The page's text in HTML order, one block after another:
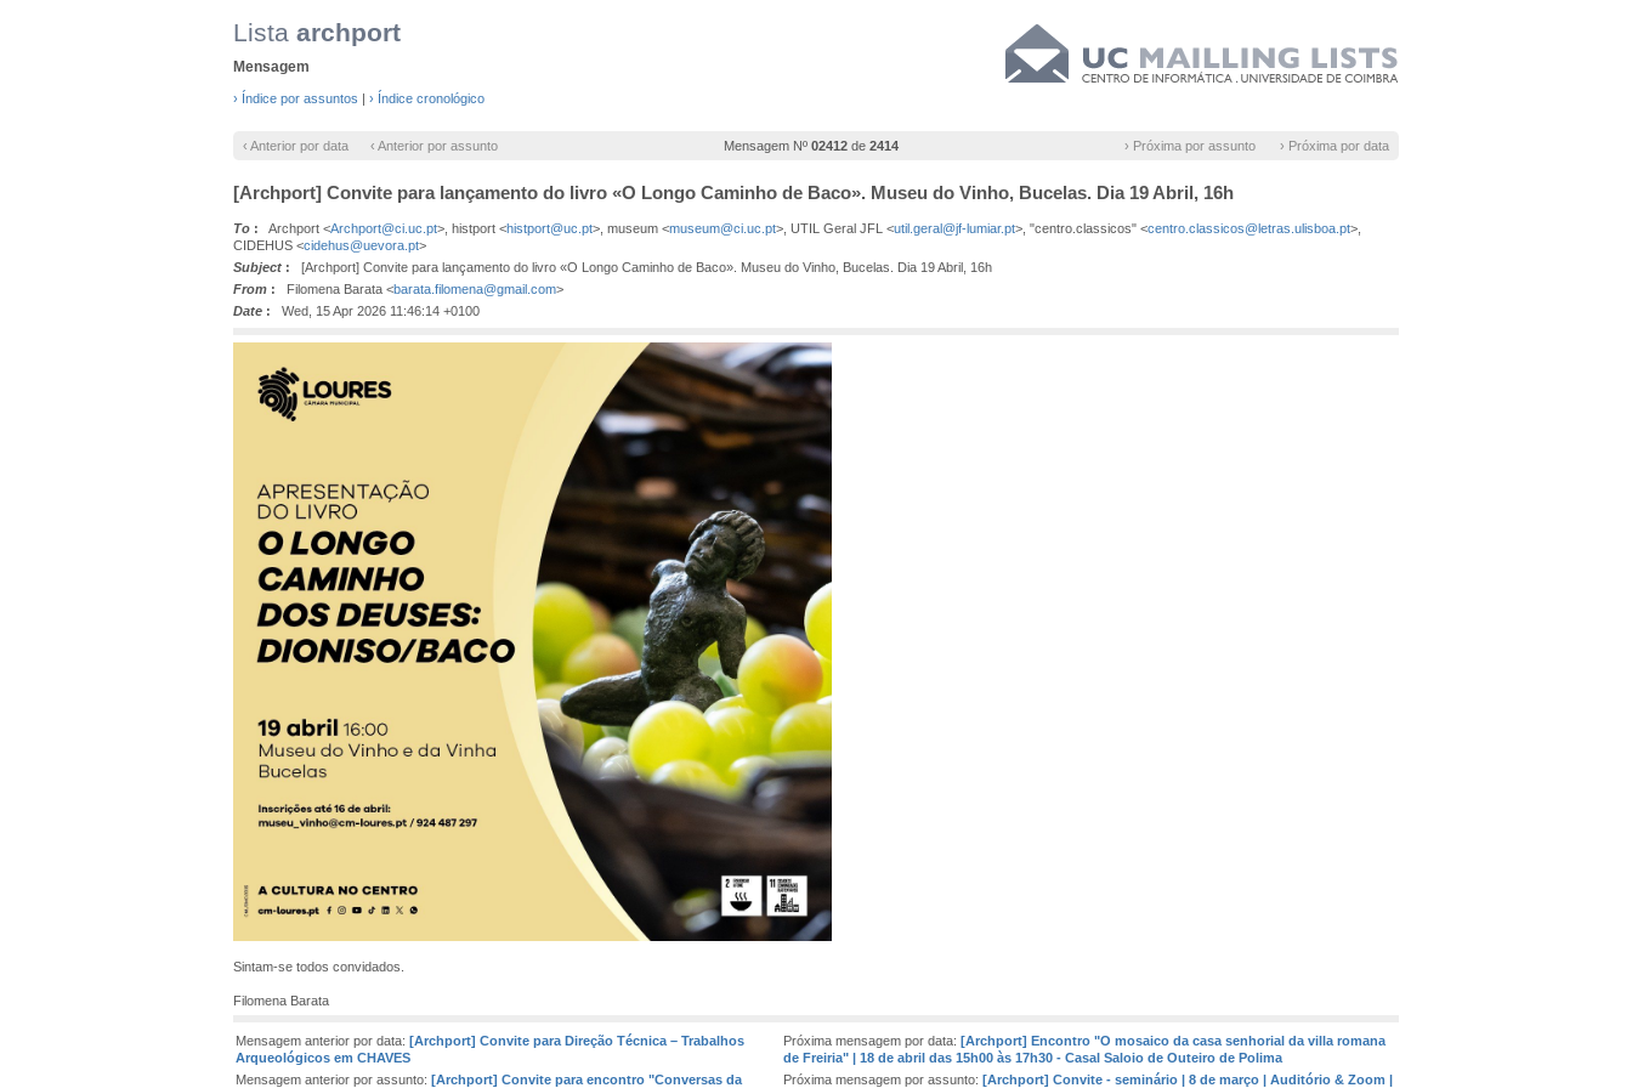
Lista archport
Mensagem
› Índice por assuntos | › Índice cronológico
‹ Anterior por data ‹ Anterior por assunto Mensagem Nº 02412 de 2414 › Próxima por assunto › Próxima por data
[Archport] Convite para lançamento do livro «O Longo Caminho de Baco». Museu do Vinho, Bucelas. Dia 19 Abril, 16h
To : Archport <Archport@ci.uc.pt>, histport <histport@uc.pt>, museum <museum@ci.uc.pt>, UTIL Geral JFL <util.geral@jf-lumiar.pt>, "centro.classicos" <centro.classicos@letras.ulisboa.pt>,
CIDEHUS <cidehus@uevora.pt>
Subject : [Archport] Convite para lançamento do livro «O Longo Caminho de Baco». Museu do Vinho, Bucelas. Dia 19 Abril, 16h
From : Filomena Barata <barata.filomena@gmail.com>
Date : Wed, 15 Apr 2026 11:46:14 +0100
Sintam-se todos convidados.
Filomena Barata
Mensagem anterior por data: [Archport] Convite para Direção Técnica – Trabalhos
Arqueológicos em CHAVES
Próxima mensagem por data: [Archport] Encontro "O mosaico da casa senhorial da villa romana
de Freiria" | 18 de abril das 15h00 às 17h30 - Casal Saloio de Outeiro de Polima
Mensagem anterior por assunto: [Archport] Convite para encontro "Conversas da Próxima mensagem por assunto: [Archport] Convite - seminário | 8 de março | Auditório & Zoom |